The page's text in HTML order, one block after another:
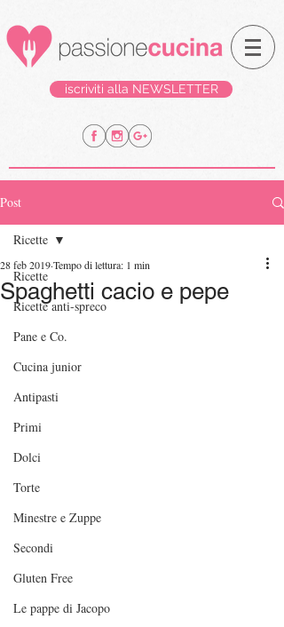
iscriviti alla NEWSLETTER
Post
Ricette
Ricette anti-spreco
Pane e Co.
Cucina junior
Antipasti
Primi
Dolci
Torte
Minestre e Zuppe
Secondi
Gluten Free
Le pappe di Jacopo
Ricette
Spaghetti cacio e pepe
28 feb 2019Tempo di lettura: 1 min